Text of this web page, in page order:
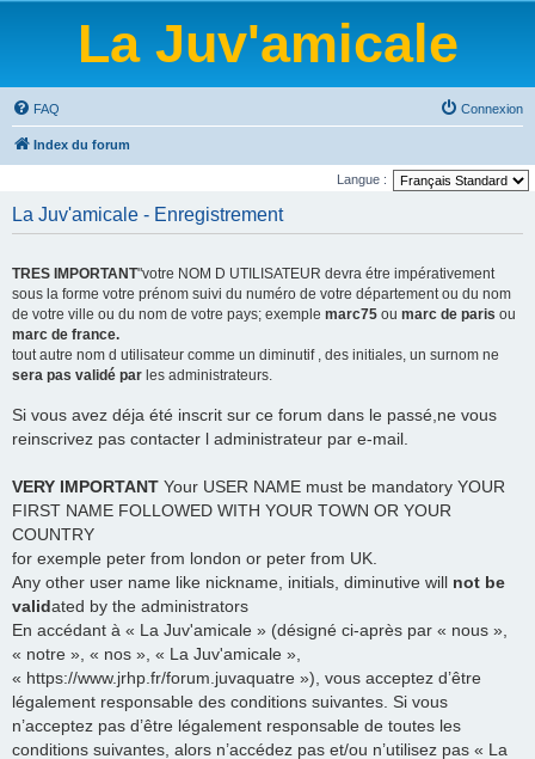
La Juv'amicale
FAQ Connexion
Index du forum
Langue :
La Juv'amicale - Enregistrement
TRES IMPORTANT"votre NOM D UTILISATEUR devra étre impérativement
sous la forme votre prénom suivi du numéro de votre département ou du nom
de votre ville ou du nom de votre pays; exemple marc75 ou marc de paris ou
marc de france.
tout autre nom d utilisateur comme un diminutif , des initiales, un surnom ne
sera pas validé par les administrateurs.
Si vous avez déja été inscrit sur ce forum dans le passé,ne vous
reinscrivez pas contacter l administrateur par e-mail.
VERY IMPORTANT Your USER NAME must be mandatory YOUR
FIRST NAME FOLLOWED WITH YOUR TOWN OR YOUR
COUNTRY
for exemple peter from london or peter from UK.
Any other user name like nickname, initials, diminutive will not be
validated by the administrators
En accédant à « La Juv'amicale » (désigné ci-après par « nous »,
« notre », « nos », « La Juv'amicale »,
« https://www.jrhp.fr/forum.juvaquatre »), vous acceptez d’être
légalement responsable des conditions suivantes. Si vous
n’acceptez pas d’être légalement responsable de toutes les
conditions suivantes, alors n’accédez pas et/ou n’utilisez pas « La